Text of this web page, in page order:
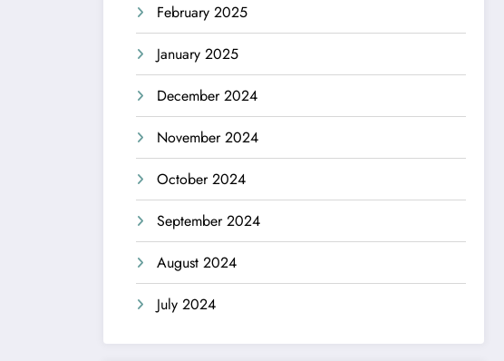
February 2025
January 2025
December 2024
November 2024
October 2024
September 2024
August 2024
July 2024